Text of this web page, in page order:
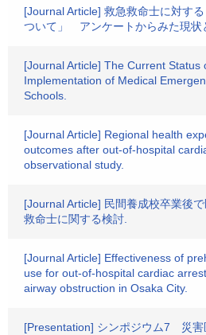
[Journal Article] 救急救命士に対す
ついて」 アンケートからみた現状
[Journal Article] The Current Status
Implementation of Medical
Schools.
[Journal Article] Regional health
outcomes after out-of-hospital
observational study.
[Journal Article] 民間養成校卒業後
救命士に関する検討.
[Journal Article] Effectiveness of
use for out-of-hospital cardiac
airway obstruction in Osaka City.
[Presentation] シンポジウム7 災害